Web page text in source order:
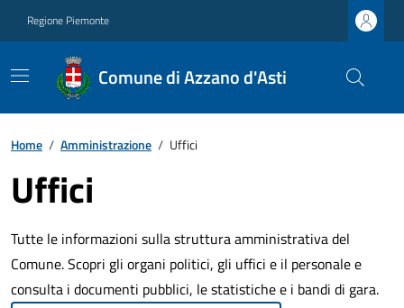
Regione Piemonte
Comune di Azzano d'Asti
Home / Amministrazione / Uffici
Uffici
Tutte le informazioni sulla struttura amministrativa del
Comune. Scopri gli organi politici, gli uffici e il personale e
consulta i documenti pubblici, le statistiche e i bandi di gara.